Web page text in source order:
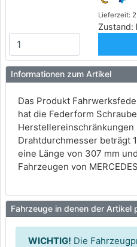
Lieferzeit:
Zustand:
Informationen zum Artikel
Das Produkt
hat die Federform
Herstellereinschränkungen
Drahtdurchmesser beträgt
eine Länge von 307 mm
Fahrzeugen von
Fahrzeuge in denen der Artikel
WICHTIG! Die